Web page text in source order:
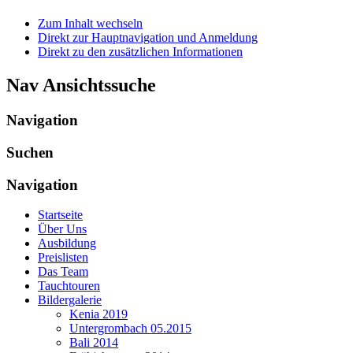
Zum Inhalt wechseln
Direkt zur Hauptnavigation und Anmeldung
Direkt zu den zusätzlichen Informationen
Nav Ansichtssuche
Navigation
Suchen
Navigation
Startseite
Über Uns
Ausbildung
Preislisten
Das Team
Tauchtouren
Bildergalerie
Kenia 2019
Untergrombach 05.2015
Bali 2014